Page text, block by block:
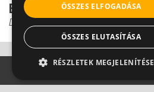
Ezért rángatózhat a láb
Dr. Ertsey Csaba
ÖSSZES ELFOGADÁSA
ÖSSZES ELUTASÍTÁSA
RÉSZLETEK MEGJELENÍTÉSE